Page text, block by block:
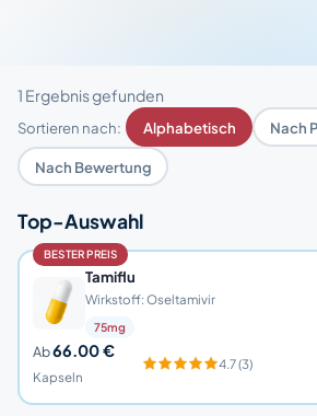
1 Ergebnis gefunden
Sortieren nach: Alphabetisch Nach
Nach Bewertung
Top-Auswahl
BESTER PREIS
Tamiflu
Wirkstoff: Oseltamivir
75mg
Ab66.00 €
Kapseln
4.7 (3)